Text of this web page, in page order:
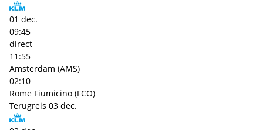
01 dec.
09:45
direct
11:55
Amsterdam (AMS)
02:10
Rome Fiumicino (FCO)
Terugreis 03 dec.